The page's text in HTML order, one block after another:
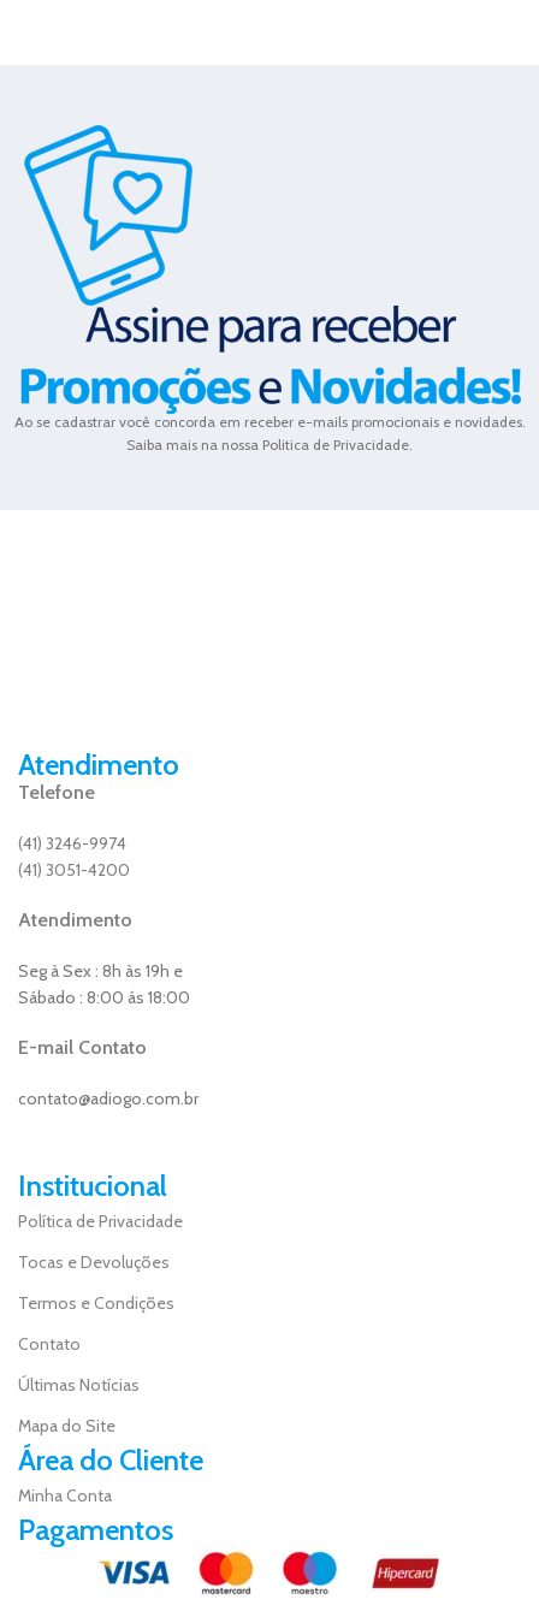
Ao se cadastrar você concorda em receber e-mails promocionais e novidades.
Saiba mais na nossa Politica de Privacidade.
Atendimento
Telefone
(41) 3246-9974
(41) 3051-4200
Atendimento
Seg à Sex : 8h às 19h e
Sábado : 8:00 ás 18:00
E-mail Contato
contato@adiogo.com.br
Institucional
Política de Privacidade
Tocas e Devoluções
Termos e Condições
Contato
Últimas Notícias
Mapa do Site
Área do Cliente
Minha Conta
Pagamentos